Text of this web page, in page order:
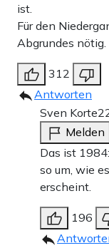
ist.
Für den
Abgrundes nötig.
312
Antworten
Sven Korte
Melden
Das ist
so um, wie
erscheint.
196